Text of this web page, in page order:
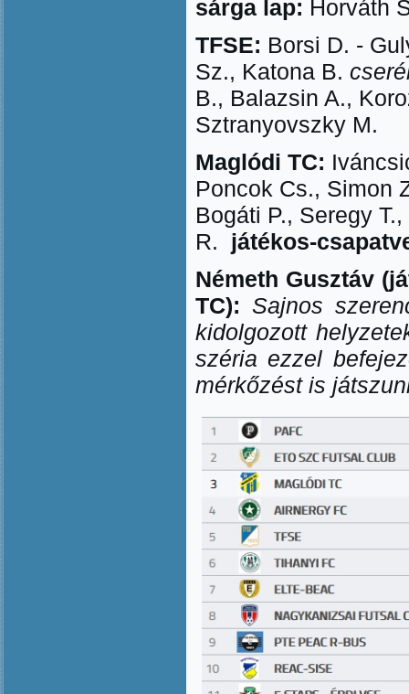
sárga lap: Horváth
TFSE: Borsi D. -
Sz., Katona B.
B., Balazsin A.,
Sztranyovszky M.
Maglódi TC:
Poncok Cs., Simon
Bogáti P., Seregy
R. játékos-
Németh Gusztáv (
TC): Sajnos
kidolgozott
széria ezzel
mérkőzést is